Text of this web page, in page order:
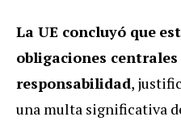
La UE concluyó que
obligaciones
responsabilidad,
una multa significativa